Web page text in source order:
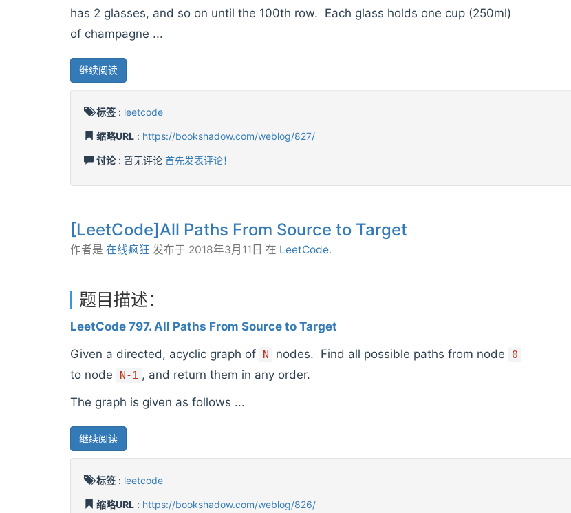
has 2 glasses, and so on until the 100th row. Each glass holds one cup (250ml)
of champagne ...
继续阅读
标签 : leetcode
缩略URL : https://bookshadow.com/weblog/827/
讨论: 暂无评论 首先发表评论！
[LeetCode]All Paths From Source to Target
作者是 在线疯狂 发布于 2018年3月11日 在 LeetCode.
题目描述：
LeetCode 797. All Paths From Source to Target
Given a directed, acyclic graph of
N nodes. Find all possible paths from node 0
to node N-1 , and return them in any order.
The graph is given as follows ...
继续阅读
标签 : leetcode
缩略URL : https://bookshadow.com/weblog/826/